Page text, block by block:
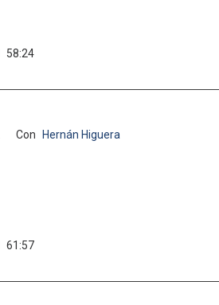
58:24
Con Hernán Higuera
61:57